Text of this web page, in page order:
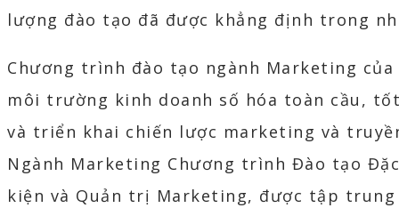
lượng đào tạo đã được khẳng định trong
Chương trình đào tạo ngành Marketing
môi trường kinh doanh số hóa toàn cầu,
và triển khai chiến lược marketing và
Ngành Marketing Chương trình Đào tạo
kiện và Quản trị Marketing, được tập